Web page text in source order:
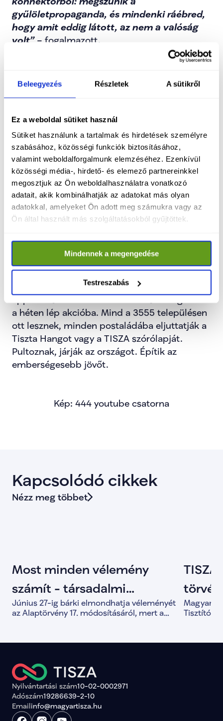
Beleegyezés Részletek A sütikről
Ez a weboldal sütiket használ
Sütiket használunk a tartalmak és hirdetések személyre
szabásához, közösségi funkciók biztosításához,
valamint weboldalforgalmunk elemzéséhez. Ezenkívül
közösségi média-, hirdető- és elemező partnereinkkel
megosztjuk az Ön weboldalhasználatra vonatkozó
adatait, akik kombinálhatják az adatokat más olyan
adatokkal, amelyeket Ön adott meg számukra vagy az
Ön által használt más szolgáltatásokból gyűjtöttek.
Mindennek a megengedése
Testreszabás
gyűlöletpropaganda, és mindenki ráébred,
hogy amit eddig látott, az nem a valóság
volt” – fogalmazott.
Megerősítette azt a közszájon forgó
feltételezést, miszerint saját Facebook-oldalát
származik, még akkor is, ha hihetetlenül
soknak tűnik. A célja ezzel az, hogy
folyamatos és közvetlen kapcsolatot tartson a
választókkal. „Ha látják, mekkora
propagandagépezettel megyünk szembe,
érthető, hogy minden eszközt arra
fordítunk, hogy eljuttassuk hozzájuk a saját
narratívánkat. Ezért kérem mindenki
elnézését, akik szerint egy kicsit sok
A mozgalom mára több tízezer önkéntessel
működik, szemben a kormányoldal fizetett
a héten lép akcióba. Mind a 3555 településen
ott lesznek, minden postaládába eljuttatják a
Tiszta Hangot vagy a TISZA szórólapját.
Pultoznak, járják az országot. Építik az
emberségesebb jövőt.
Kép: 444 youtube csatorna
Kapcsolódó cikkek
Nézz meg többet
Most minden vélemény
számít - társadalmi
egyeztetés indult az
Június 27-ig bárki elmondhatja véleményét
az Alaptörvény 17. módosításáról, mert a
TISZA
Magyar
Nyilvántartási szám10-02-0002971
Adószám19286639-2-10
Emailinfo@magyartisza.hu